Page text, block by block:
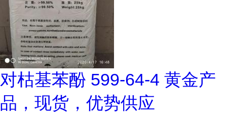
对枯基苯酚 599-64-4 黄金产
品，现货，优势供应